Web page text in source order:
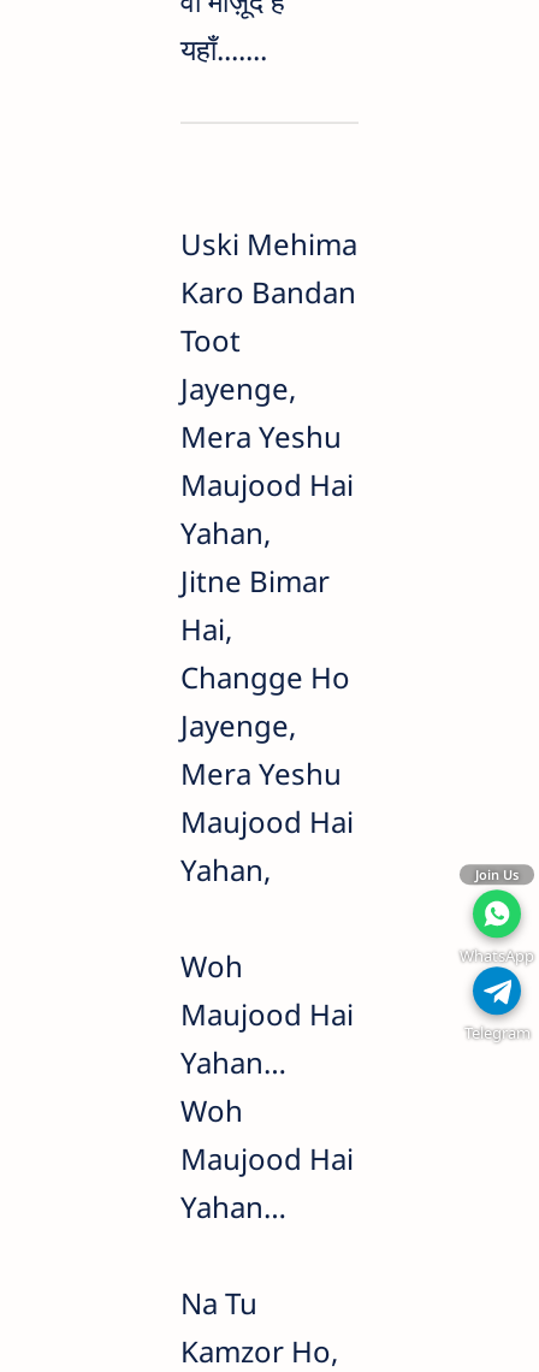
यहाँ.......
Uski Mehima
Karo Bandan
Toot
Jayenge,
Mera Yeshu
Maujood Hai
Yahan,
Jitne Bimar
Hai,
Changge Ho
Jayenge,
Mera Yeshu
Maujood Hai
Yahan,
Woh
Maujood Hai
Yahan…
Woh
Maujood Hai
Yahan…
Na Tu
Kamzor Ho,
Join Us
WhatsApp
Telegram